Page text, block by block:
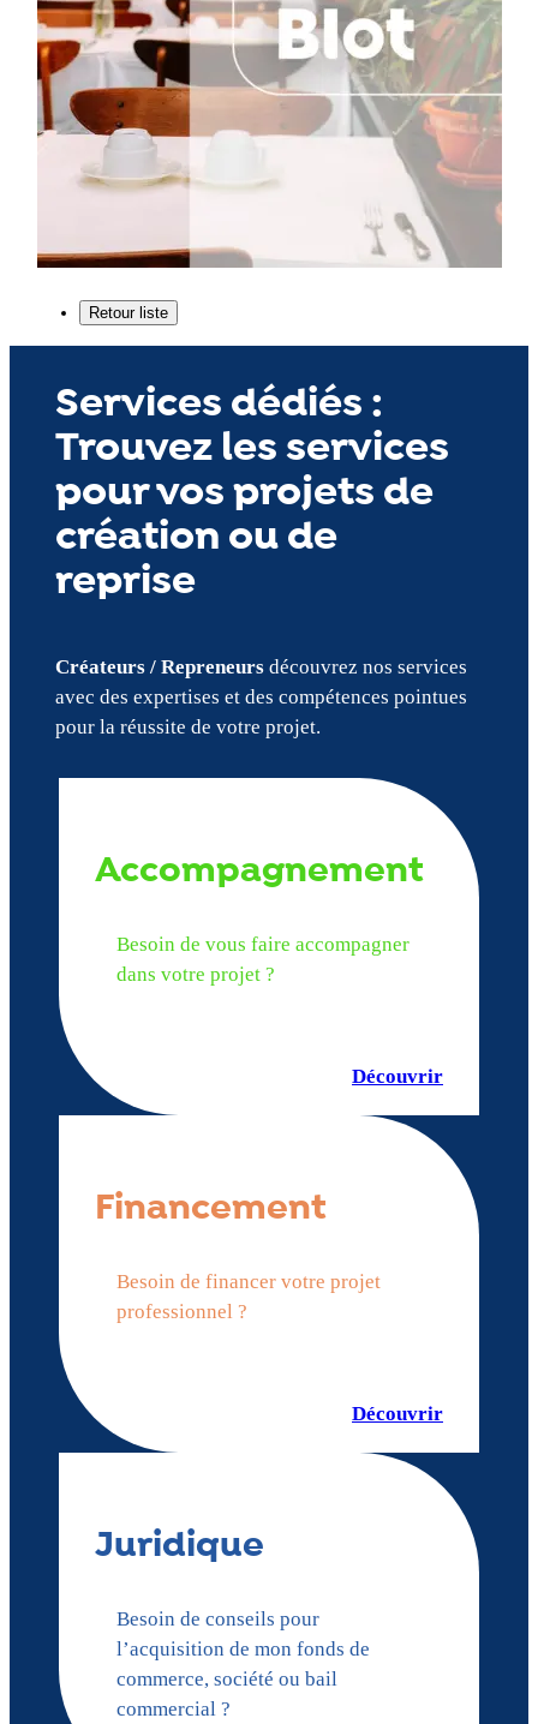
Services dédiés :
Trouvez les services
pour vos projets de
création ou de
reprise
Créateurs / Repreneursdécouvrez nos services
avec des expertises et des compétences pointues
pour la réussite de votre projet.
Accompagnement
Besoin de vous faire accompagner
dans votre projet ?
Découvrir
Financement
Besoin de financer votre projet
professionnel ?
Découvrir
Juridique
Besoin de conseils pour
l’acquisition de mon fonds de
commerce, société ou bail
commercial ?